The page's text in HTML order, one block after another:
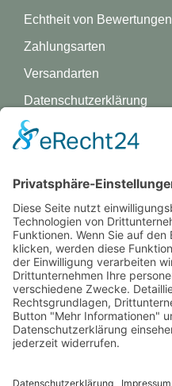
Echtheit von Bewertungen
Zahlungsarten
Versandarten
Datenschutz­erklärung
Impressum
GREVY ANGEBOT
Was ist Grevy?
BENUTZERANMELDUNG